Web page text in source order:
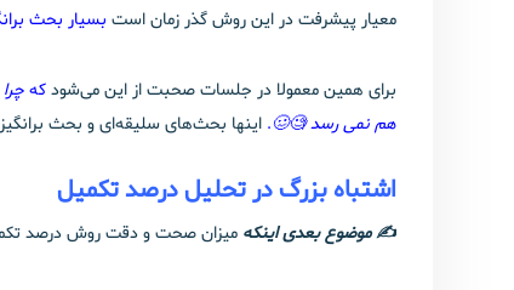
معیار پیشرفت در این روش گذر زمان است بسیار بحث
برای همین معمولا در جلسات صحبت از این می‌شودکه
هم نمی رسد 🧐🥴. اینها بحث‌های سلیقه‌ای و بحث
اشتباه بزرگ در تحلیل درصد تکمیل
✍️ موضوع بعدی اینکه میزان صحت و دقت روش درصد